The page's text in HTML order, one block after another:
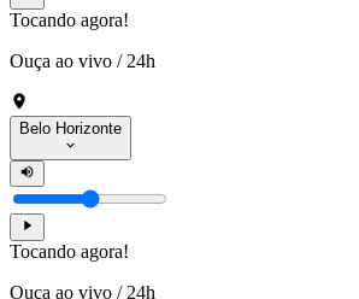
Tocando agora!
Ouça ao vivo / 24h
Belo Horizonte
Tocando agora!
Ouça ao vivo / 24h